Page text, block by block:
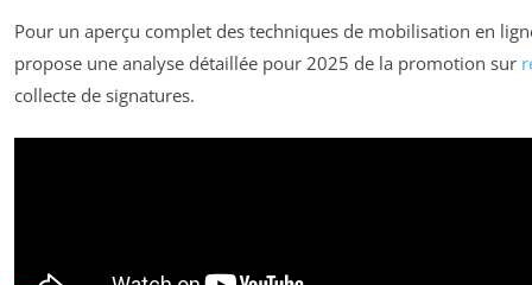
Pour un aperçu complet des techniques de mobilisation en
propose une analyse détaillée pour 2025 de la promotion sur
collecte de signatures.